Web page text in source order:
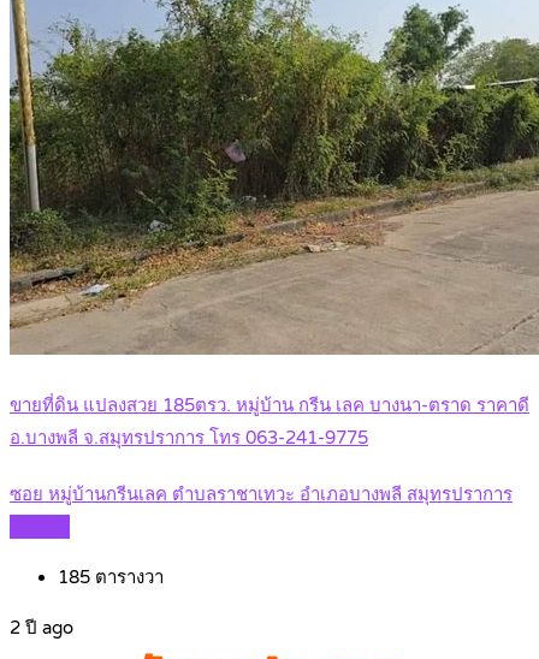
ขายที่ดิน แปลงสวย 185ตรว. หมู่บ้าน กรีน เลค บางนา-ตราด ราคาดี
อ.บางพลี จ.สมุทรปราการ โทร 063-241-9775
ซอย หมู่บ้านกรีนเลค ตำบลราชาเทวะ อำเภอบางพลี สมุทรปราการ
185 ตารางวา
2 ปี ago